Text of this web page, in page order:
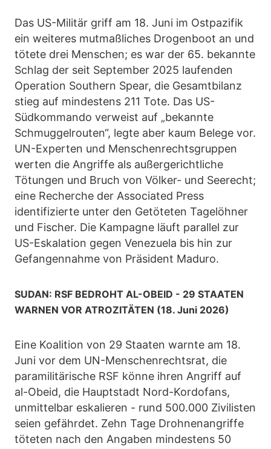
Das US-Militär griff am 18. Juni im Ostpazifik
ein weiteres mutmaßliches Drogenboot an und
tötete drei Menschen; es war der 65. bekannte
Schlag der seit September 2025 laufenden
Operation Southern Spear, die Gesamtbilanz
stieg auf mindestens 211 Tote. Das US-
Südkommando verweist auf „bekannte
Schmuggelrouten“, legte aber kaum Belege vor.
UN-Experten und Menschenrechtsgruppen
werten die Angriffe als außergerichtliche
Tötungen und Bruch von Völker- und Seerecht;
eine Recherche der Associated Press
identifizierte unter den Getöteten Tagelöhner
und Fischer. Die Kampagne läuft parallel zur
US-Eskalation gegen Venezuela bis hin zur
Gefangennahme von Präsident Maduro.
SUDAN: RSF BEDROHT AL-OBEID - 29 STAATEN
WARNEN VOR ATROZITÄTEN (18. Juni 2026)
Eine Koalition von 29 Staaten warnte am 18.
Juni vor dem UN-Menschenrechtsrat, die
paramilitärische RSF könne ihren Angriff auf
al-Obeid, die Hauptstadt Nord-Kordofans,
unmittelbar eskalieren - rund 500.000 Zivilisten
seien gefährdet. Zehn Tage Drohnenangriffe
töteten nach den Angaben mindestens 50